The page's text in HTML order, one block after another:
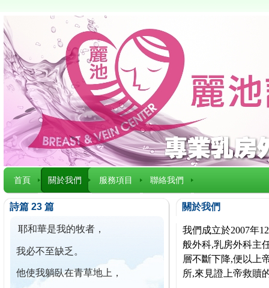
首頁 關於我們 服務項目 聯絡我們
詩篇 23 篇
耶和華是我的牧者，
我必不至缺乏。
他使我躺臥在青草地上，
關於我們
我們成立於2007年
般外科,乳房外科主
層不斷下降,便以上
所,來見證上帝救贖